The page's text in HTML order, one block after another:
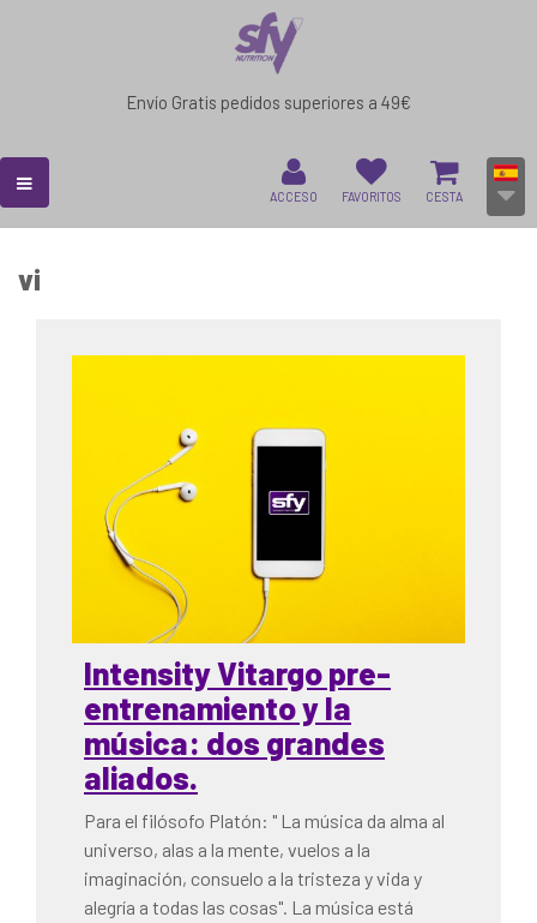
Envío Gratis pedidos superiores a 49€
ACCESO FAVORITOS CESTA
vi
Intensity Vitargo pre-
entrenamiento y la
música: dos grandes
aliados.
Para el filósofo Platón: " La música da alma al
universo, alas a la mente, vuelos a la
imaginación, consuelo a la tristeza y vida y
alegría a todas las cosas". La música está